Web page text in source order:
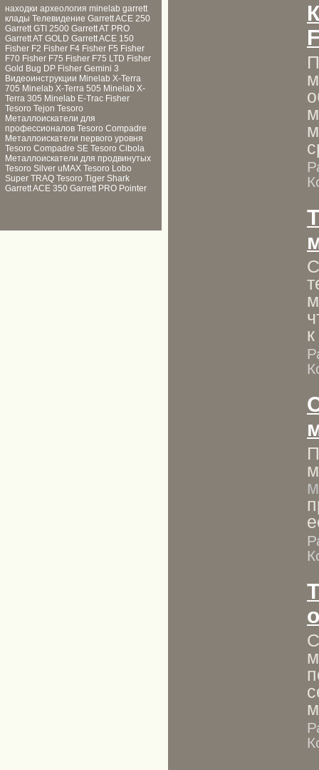
находки археология minelab garrett
клады Телевидение Garrett ACE 250
Garrett GTI 2500 Garrett AT PRO
Garrett AT GOLD Garrett ACE 150
Fisher F2 Fisher F4 Fisher F5 Fisher
F70 Fisher F75 Fisher F75 LTD Fisher
Gold Bug DP Fisher Gemini 3
Видеоинструкции Minelab X-Terra
705 Minelab X-Terra 505 Minelab X-
Terra 305 Minelab E-Trac Fisher
Tesoro Tejon Tesoro
Металлоискатели для
профессионалов Tesoro Compadre
Металлоискатели первого уровня
Tesoro Compadre SE Tesoro Cibola
Металлоискатели для продвинутых
Tesoro Silver uMAX Tesoro Lobo
Super TRAQ Tesoro Tiger Shark
Garrett ACE 350 Garrett PRO Pointer